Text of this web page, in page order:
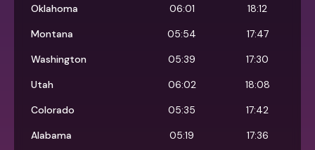
Oklahoma
06:01
18:12
Montana
05:54
17:47
Washington
05:39
17:30
Utah
06:02
18:08
Colorado
05:35
17:42
Alabama
05:19
17:36